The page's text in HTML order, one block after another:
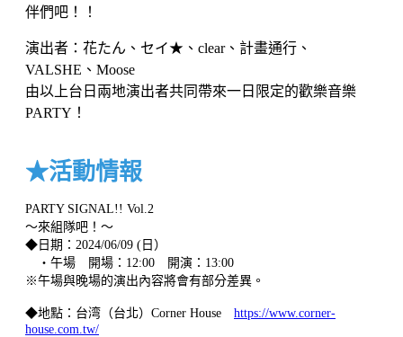
伴們吧！！
演出者：花たん、セイ★、clear、計畫通行、
VALSHE、Moose
由以上台日兩地演出者共同帶來一日限定的歡樂音樂
PARTY！
★活動情報
PARTY SIGNAL!! Vol.2
～來組隊吧！～
◆日期：2024/06/09 (日）
・午場 開場：12:00 開演：13:00
※午場與晚場的演出內容將會有部分差異。
◆地點：台湾（台北）Corner House https://www.corner-
house.com.tw/